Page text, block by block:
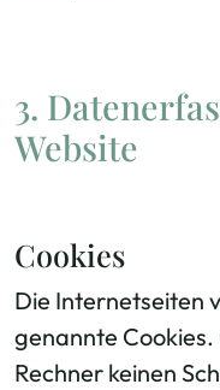
3.
Website
Cookies
Die Internetseiten
genannte
Rechner keinen